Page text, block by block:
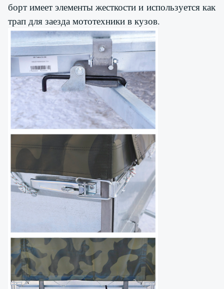
борт имеет элементы жесткости и используется как
трап для заезда мототехники в кузов.